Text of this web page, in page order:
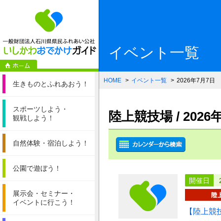
生きものとふれあおう！
スポーツしよう・
観戦しよう！
自然体験・ 宿泊しよう！
公園で遊ぼう！
展示会・セミナー・
イベントに行こう！
イベント一覧
HOME イベント一覧 2026年7月7日
陸上競技場 / 2026
開催日
【陸上